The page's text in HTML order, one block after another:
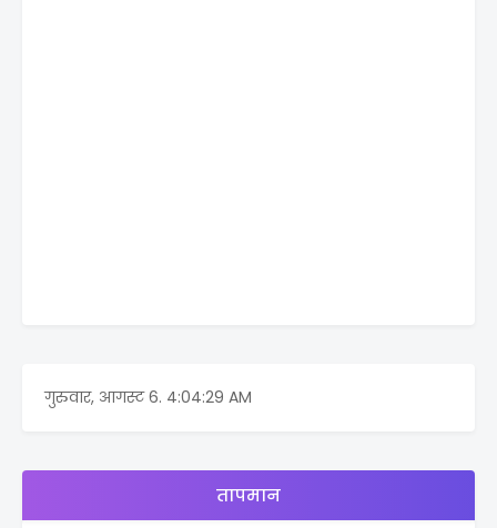
गुरुवार, आगस्ट 6. 4:04:29 AM
तापमान